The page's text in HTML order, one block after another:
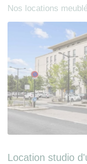
Nos locations
Location studio